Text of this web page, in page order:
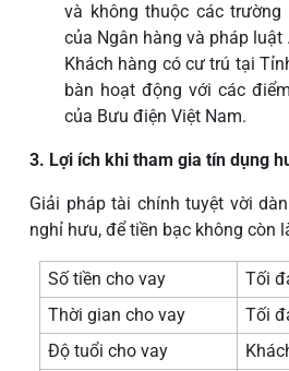
và không thuộc các
của Ngân hàng và pháp luật .
Khách hàng có cư trú tại
bàn hoạt động với các
của Bưu điện Việt Nam.
3. Lợi ích khi tham gia tín dụng
Giải pháp tài chính tuyệt vời
nghỉ hưu, để tiền bạc không còn
Số tiền cho vay Tối
Thời gian cho vay
Tối
Độ tuổi cho vay